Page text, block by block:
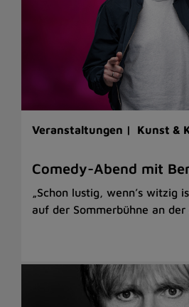
Veranstaltungen | Kunst &
Comedy-Abend mit
„Schon lustig, wenn’s witzig
auf der Sommerbühne an der